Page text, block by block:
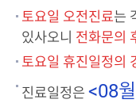
토요일 오전진료는
있사오니 전화문의
토요일 휴진일정의
진료일정은 <08